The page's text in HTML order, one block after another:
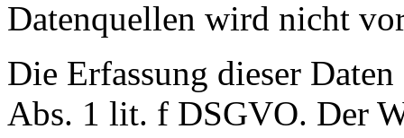
Datenquellen wird nicht
Die Erfassung dieser
Abs. 1 lit. f DSGVO. Der